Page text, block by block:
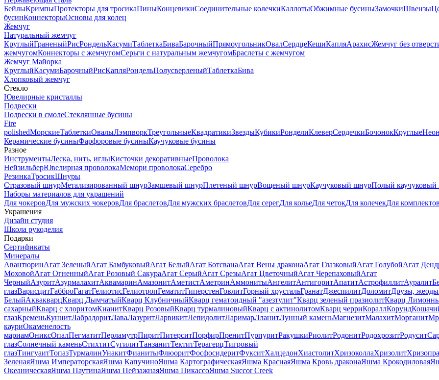
БейлыКримпыПротекторы для тросикаПиныКонцевикиСоединительные колечкиКаллотыОбжимные бусиныЗамочкиШвензы
бусинКоннекторыОсновы для колец
Жемчуг
Натуральный жемчуг
КруглыйГраненыйРисРондельКасумиТаблеткаБиваБарочныйПрямоугольникОвалСердцеКешиКапляАрахисЖемчуг без
жемчугомКоннекторы с жемчугомСерьги с натуральным жемчугомБраслеты с жемчугом
Жемчуг Майорка
КруглыйКасумиБарочныйРисКапляРондельПолусверленыйТаблеткаБива
Хлопковый жемчуг
Стекло
Ювелирные кристаллы
Подвески
Подвески в смолеСтеклянные бусины
Fire
polishedМорскиеТаблеткиОвалыЛэмпворкТреугольныеКвадратикиЗвездыКубикиРонделиКлеверСердечкиБочонокКруглые
Керамические бусиныФарфоровые бусиныКаучуковые бусины
Разное
ИнструментыЛеска, нить, иглыКисточки декоративныеПроволока
НейзильберЮвелирная проволокаМемори проволокаСеребро
РезинкаТросикШнуры
Стразовый шнурМетализированный шнурЗамшевый шнурПлетеный шнурВощеный шнурКаучуковый шнурПолый
Наборы материалов для украшений
Для чокеровДля мужских чокеровДля браслетовДля мужских браслетовДля серегДля кольеДля четокДля колечекДля
Украшения
Дизайн студия
Школа рукоделия
Подарки
Сертификаты
Минералы
АвантюринАгат ЗеленыйАгат БамбуковыйАгат БелыйАгат БотсванаАгат Вены драконаАгат ГлазковыйАгат ГолубойАгат
МоховойАгат ОгненныйАгат Розовый СакураАгат СерыйАгат СрезыАгат ЦветочныйАгат ЧерепаховыйАгат
ЧерныйАзуритАзурмалахитАквамаринАмазонитАметистАметринАммонитыАнгелитАнтигоритАпатитАстрофиллитАуралит
глазВарисцитГабброГагатГелиотисГелиотропГематитГиперстенГовлитГорный хрустальГранатДжеспилитДоломитДрузы, жеоды
БелыйАквакварцКварц ДымчатыйКварц КлубничныйКварц гематоидный "азезтулит"Кварц зеленый празиолитКварц
сахарныйКварц с хлоритомКианитКварц РозовыйКварц турмалиновыйКварц с актинолитомКварц черриКораллКорунд
глазКременьКунцитЛабрадоритЛаваЛазуритЛарвикитЛепидолитЛаримарЛланитЛунный каменьМагнезитМалахитМорганит
кауриОкаменелость
мариамОниксОпалПегматитПерламутрПиритПитерситПорфирПренитПурпуритРакушкиРиолитРодонитРодохрозитРодусит
глазСолнечный каменьСтихтитСугилитТанзанитТектитТерагерцТигровый
глазТингуаитТопазТурмалинУнакитФианитыФлюоритФосфосидеритФукситХалцедонХиастолитХризоколлаХризолит
ЗеленаяЯшма ИмператорскаяЯшма КапучиноЯшма КартографическаяЯшма КраснаяЯшма Кровь драконаЯшма Крокодиловая
ОкеаническаяЯшма ПаутинаЯшма ПейзажнаяЯшма ПикассоЯшма Succor Creek